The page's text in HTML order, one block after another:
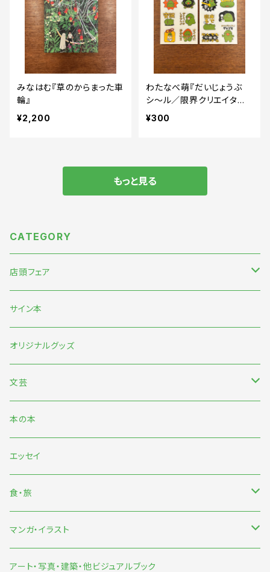
みなはむ『草のからまった車
輪』
¥2,200
わたなべ萌『だいじょうぶ
シ〜ル／限界クリエイター
シ〜ル』
¥300
もっと見る
CATEGORY
店頭フェア
5月末〜伊藤紺『わたしのなかにある巨大な星』刊行記念フェア
7月『グッバイ・ハロー・ワールド』『終末パートナー』刊行記念
サイン本
オリジナルグッズ
文芸
日本文芸
海外文芸
詩歌・短歌・俳句
本の本
エッセイ
食・旅
食
旅
マンガ・イラスト
マンガ
アート・写真・建築・他ビジュアルブック